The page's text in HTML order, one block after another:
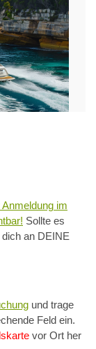
im
Sollte es
an DEINE
und trage
Feld ein.
vor Ort her